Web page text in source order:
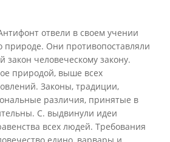
отвели в своем учении
природе. Они противопоставляли
человеческому закону.
природой, выше всех
Законы, традиции,
различия, принятые в
С. выдвинули идеи
всех людей. Требования
едино, варвары и